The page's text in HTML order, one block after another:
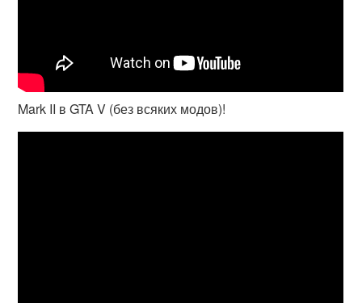
Mark II в GTA V (без всяких модов)!